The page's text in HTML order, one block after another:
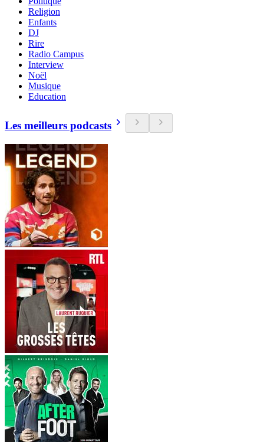
Religion
Enfants
DJ
Rire
Radio Campus
Interview
Noël
Musique
Education
Les meilleurs podcasts